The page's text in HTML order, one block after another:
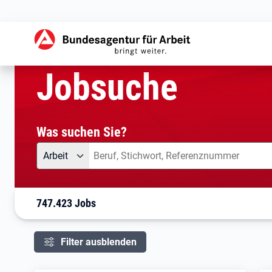
Startseite
Jobsuche
Was suchen Sie?
Angebotsart
Arbeit Was suchen Sie?
747.423 Jobs
Filter ausblenden